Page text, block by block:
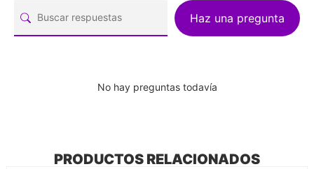
Haz una pregunta
No hay preguntas todavía
PRODUCTOS RELACIONADOS